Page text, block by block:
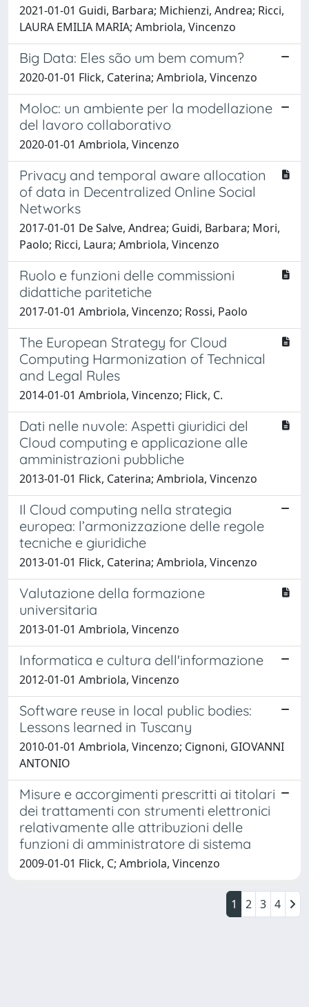
2021-01-01 Guidi, Barbara; Michienzi, Andrea; Ricci,
LAURA EMILIA MARIA; Ambriola, Vincenzo
Big Data: Eles são um bem comum?
2020-01-01 Flick, Caterina; Ambriola, Vincenzo
Moloc: un ambiente per la modellazione
del lavoro collaborativo
2020-01-01 Ambriola, Vincenzo
Privacy and temporal aware allocation
of data in Decentralized Online Social
Networks
2017-01-01 De Salve, Andrea; Guidi, Barbara; Mori,
Paolo; Ricci, Laura; Ambriola, Vincenzo
Ruolo e funzioni delle commissioni
didattiche paritetiche
2017-01-01 Ambriola, Vincenzo; Rossi, Paolo
The European Strategy for Cloud
Computing Harmonization of Technical
and Legal Rules
2014-01-01 Ambriola, Vincenzo; Flick, C.
Dati nelle nuvole: Aspetti giuridici del
Cloud computing e applicazione alle
amministrazioni pubbliche
2013-01-01 Flick, Caterina; Ambriola, Vincenzo
Il Cloud computing nella strategia
europea: l’armonizzazione delle regole
tecniche e giuridiche
2013-01-01 Flick, Caterina; Ambriola, Vincenzo
Valutazione della formazione
universitaria
2013-01-01 Ambriola, Vincenzo
Informatica e cultura dell'informazione
2012-01-01 Ambriola, Vincenzo
Software reuse in local public bodies:
Lessons learned in Tuscany
2010-01-01 Ambriola, Vincenzo; Cignoni, GIOVANNI
ANTONIO
Misure e accorgimenti prescritti ai titolari
dei trattamenti con strumenti elettronici
relativamente alle attribuzioni delle
funzioni di amministratore di sistema
2009-01-01 Flick, C; Ambriola, Vincenzo
1 2 3 4